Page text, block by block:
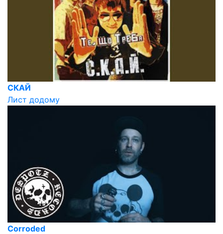
СКАЙ
Лист додому
Corroded